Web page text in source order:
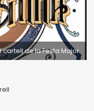
de la Festa Major